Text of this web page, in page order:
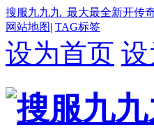
搜服九九九_最大最全新开传
网站地图| TAG标签
设为首页